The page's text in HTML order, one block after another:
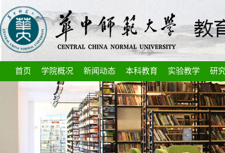
首页 学院概况 新闻动态 本科教育 实验教学 研